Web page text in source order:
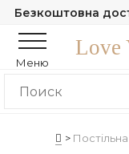
Безкоштовна
Меню
Love